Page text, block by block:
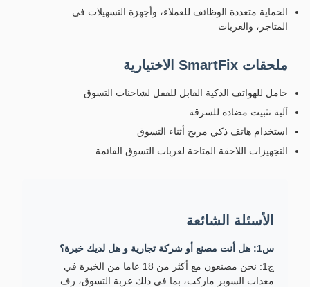
الحماية متعددة الوظائف للعملاء، وأجهزة التسهيلات في
المتاجر، والعربات
ملحقات SmartFix الاختيارية
حامل للهواتف الذكية القابل للقفل لشاحنات التسوق
آلية تثبيت مضادة للسرقة
استخدام هاتف ذكي مريح أثناء التسوق
التجهيزات اللاحقة المتاحة لعربات التسوق القائمة
الأسئلة الشائعة
س1: هل أنت مصنع أو شركة تجارية و هل لديك خبرة؟
ج1: نحن مصنعون مع أكثر من 18 عاما من الخبرة في
معدات السوبر ماركت، بما في ذلك عربة التسوق، رف